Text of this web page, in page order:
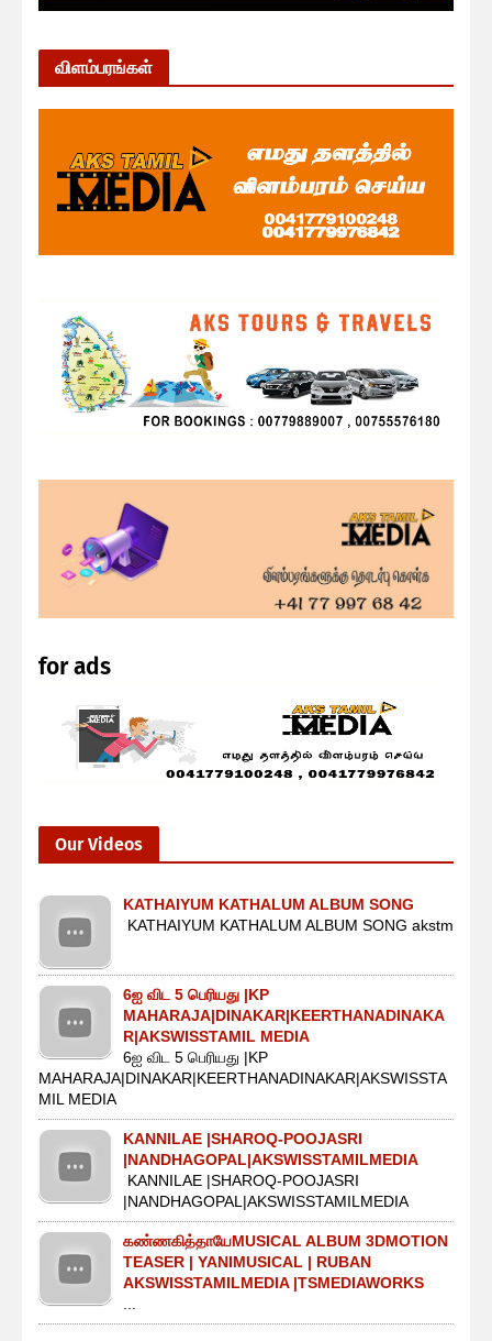
விளம்பரங்கள்
for ads
Our Videos
KATHAIYUM KATHALUM ALBUM SONG
KATHAIYUM KATHALUM ALBUM SONG akstm
6ஐ விட 5 பெரியது |KP
MAHARAJA|DINAKAR|KEERTHANADINAKA
R|AKSWISSTAMIL MEDIA
6ஐ விட 5 பெரியது |KP
MAHARAJA|DINAKAR|KEERTHANADINAKAR|AKSWISSTA
MIL MEDIA
KANNILAE |SHAROQ-POOJASRI
|NANDHAGOPAL|AKSWISSTAMILMEDIA
KANNILAE |SHAROQ-POOJASRI
|NANDHAGOPAL|AKSWISSTAMILMEDIA
கண்ணகித்தாயேMUSICAL ALBUM 3DMOTION
TEASER | YANIMUSICAL | RUBAN
AKSWISSTAMILMEDIA |TSMEDIAWORKS